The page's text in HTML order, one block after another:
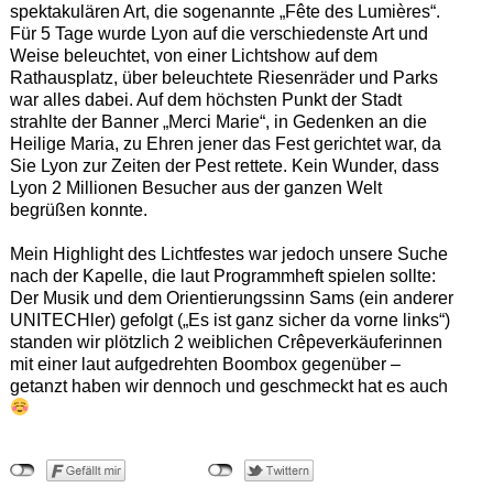
spektakulären Art, die sogenannte „Fête des Lumières“.
Für 5 Tage wurde Lyon auf die verschiedenste Art und
Weise beleuchtet, von einer Lichtshow auf dem
Rathausplatz, über beleuchtete Riesenräder und Parks
war alles dabei. Auf dem höchsten Punkt der Stadt
strahlte der Banner „Merci Marie“, in Gedenken an die
Heilige Maria, zu Ehren jener das Fest gerichtet war, da
Sie Lyon zur Zeiten der Pest rettete. Kein Wunder, dass
Lyon 2 Millionen Besucher aus der ganzen Welt
begrüßen konnte.
Mein Highlight des Lichtfestes war jedoch unsere Suche
nach der Kapelle, die laut Programmheft spielen sollte:
Der Musik und dem Orientierungssinn Sams (ein anderer
UNITECHler) gefolgt („Es ist ganz sicher da vorne links“)
standen wir plötzlich 2 weiblichen Crêpeverkäuferinnen
mit einer laut aufgedrehten Boombox gegenüber –
getanzt haben wir dennoch und geschmeckt hat es auch